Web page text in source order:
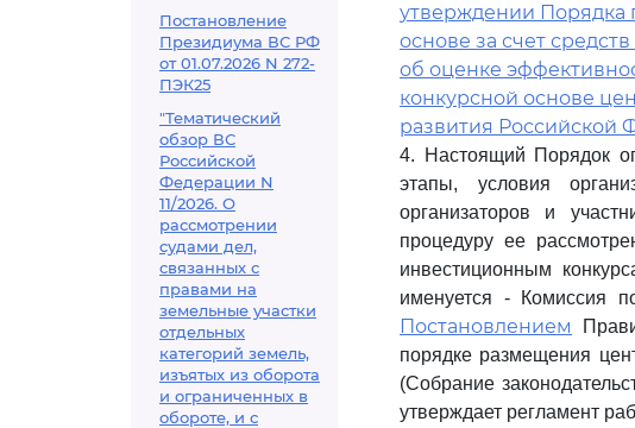
Постановление
Президиума ВС РФ
от 01.07.2026 N 272-
ПЭК25
"Тематический
обзор ВС
Российской
Федерации N
11/2026. О
рассмотрении
судами дел,
связанных с
правами на
земельные участки
отдельных
категорий земель,
изъятых из оборота
и ограниченных в
обороте, и с
утверждении Порядка
основе за счет
об оценке
конкурсной основе
развития Российской
4. Настоящий Порядок
этапы, условия
организаторов и
процедуру ее
инвестиционным
именуется - Комиссия
Постановлением
порядке размещения
(Собрание
утверждает регламент